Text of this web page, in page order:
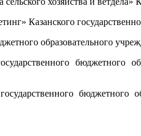
Казанского
образовательного
бюджетного
бюджетного